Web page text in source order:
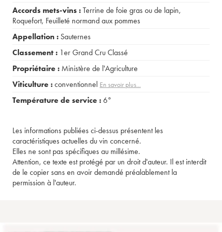
Accords mets-vins :Terrine de foie gras ou de lapin,
Roquefort, Feuilleté normand aux pommes
Appellation : Sauternes
Classement : 1er Grand Cru Classé
Propriétaire : Ministère de l'Agriculture
Viticulture :conventionnel En savoir plus...
Température de service : 6°
Les informations publiées ci-dessus présentent les
caractéristiques actuelles du vin concerné.
Elles ne sont pas spécifiques au millésime.
Attention, ce texte est protégé par un droit d'auteur. Il est interdit
de le copier sans en avoir demandé préalablement la
permission à l'auteur.